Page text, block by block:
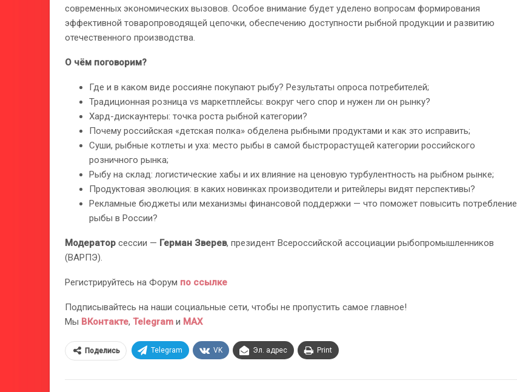
современных экономических вызовов. Особое внимание будет уделено вопросам формирования
эффективной товаропроводящей цепочки, обеспечению доступности рыбной продукции и развитию
отечественного производства.
О чём поговорим?
Где и в каком виде россияне покупают рыбу? Результаты опроса потребителей;
Традиционная розница vs маркетплейсы: вокруг чего спор и нужен ли он рынку?
Хард-дискаунтеры: точка роста рыбной категории?
Почему российская «детская полка» обделена рыбными продуктами и как это исправить;
Суши, рыбные котлеты и уха: место рыбы в самой быстрорастущей категории российского
розничного рынка;
Рыбу на склад: логистические хабы и их влияние на ценовую турбулентность на рыбном рынке;
Продуктовая эволюция: в каких новинках производители и ритейлеры видят перспективы?
Рекламные бюджеты или механизмы финансовой поддержки — что поможет повысить потребление
рыбы в России?
Модератор сессии — Герман Зверев, президент Всероссийской ассоциации рыбопромышленников
(ВАРПЭ).
Регистрируйтесь на Форум по ссылке
Подписывайтесь на наши социальные сети, чтобы не пропустить самое главное!
Мы ВКонтакте, Telegram и MAX
Поделись Telegram VK Эл. адрес Print